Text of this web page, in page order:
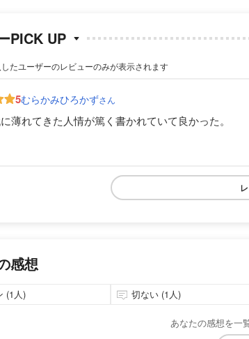
PICK UP
たユーザーのレビューのみが表示されます
5むらかみひろかずさん
薄れてきた人情が篤く書かれていて良かった。
感想
(1人) 切ない (1人)
あなたの感想を一